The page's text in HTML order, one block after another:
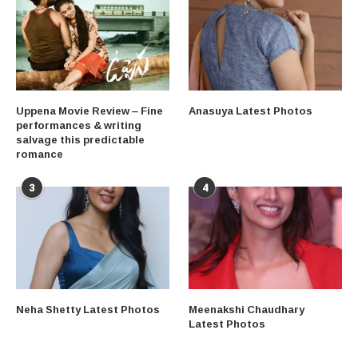
Uppena Movie Review – Fine
performances & writing
salvage this predictable
romance
Anasuya Latest Photos
3
Neha Shetty Latest Photos
4
Meenakshi Chaudhary
Latest Photos